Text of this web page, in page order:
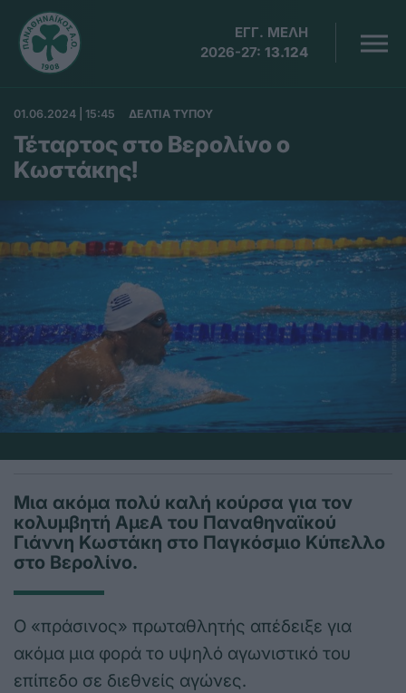
ΕΓΓ. ΜΕΛΗ
2026-27: 13.124
01.06.2024 | 15:45 ΔΕΛΤΙΑ ΤΥΠΟΥ
Τέταρτος στο Βερολίνο ο
Κωστάκης!
Μια ακόμα πολύ καλή κούρσα για τον
κολυμβητή ΑμεΑ του Παναθηναϊκού
Γιάννη Κωστάκη στο Παγκόσμιο Κύπελλο
στο Βερολίνο.
Ο «πράσινος» πρωταθλητής απέδειξε για
ακόμα μια φορά το υψηλό αγωνιστικό του
επίπεδο σε διεθνείς αγώνες.